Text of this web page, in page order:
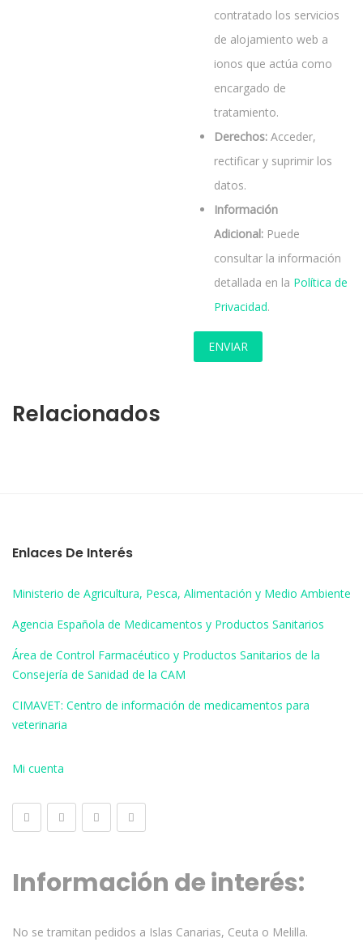
contratado los servicios
de alojamiento web a
ionos que actúa como
encargado de
tratamiento.
Derechos: Acceder,
rectificar y suprimir los
datos.
Información
Adicional: Puede
consultar la información
detallada en la Política de
Privacidad.
Relacionados
Enlaces De Interés
Ministerio de Agricultura, Pesca, Alimentación y Medio Ambiente
Agencia Española de Medicamentos y Productos Sanitarios
Área de Control Farmacéutico y Productos Sanitarios de la
Consejería de Sanidad de la CAM
CIMAVET: Centro de información de medicamentos para
veterinaria
Mi cuenta
Información de interés:
No se tramitan pedidos a Islas Canarias, Ceuta o Melilla.